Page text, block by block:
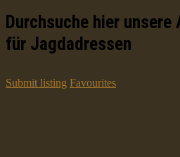
Durchsuche hier
für Jagdadressen
Submit listing Favourites